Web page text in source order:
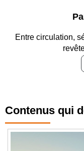
Entre circulation,
Contenus qui